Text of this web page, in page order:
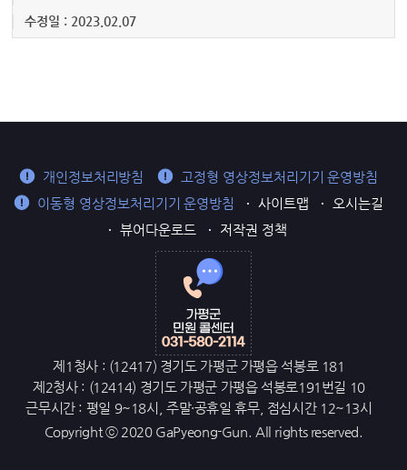
수정일 : 2023.02.07
개인정보처리방침
고정형 영상정보처리기기 운영방침
이동형 영상정보처리기기 운영방침
사이트맵
오시는길
뷰어다운로드
저작권 정책
제1청사 : (12417) 경기도 가평군 가평읍 석봉로 181
제2청사 : (12414) 경기도 가평군 가평읍 석봉로191번길 10
근무시간 : 평일 9~18시, 주말·공휴일 휴무, 점심시간 12~13시
Copyright ⓒ 2020 GaPyeong-Gun. All rights reserved.